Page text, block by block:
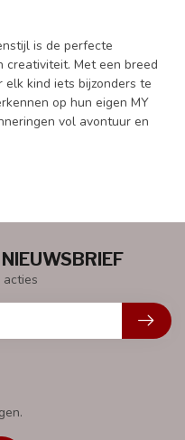
is de perfecte
creativiteit. Met een breed
kind iets bijzonders te
op hun eigen MY
vol avontuur en